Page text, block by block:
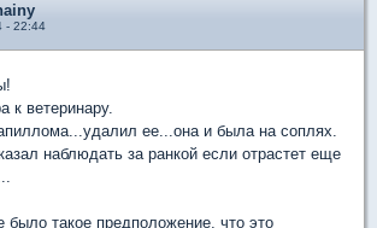
- 22:44
к ветеринару.
ее...она и была на соплях.
наблюдать за ранкой если отрастет еще
было такое предположение, что это